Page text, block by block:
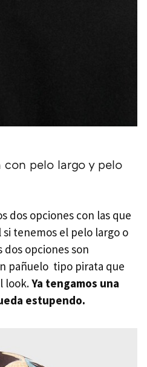
pelo largo y pelo
dos opciones con las que
tenemos el pelo largo o
opciones son
pañuelo tipo pirata que
look.Ya tengamos una
estupendo.